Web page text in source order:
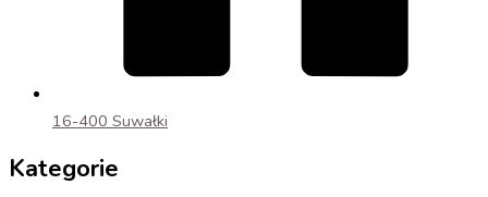
16-400 Suwałki
Kategorie